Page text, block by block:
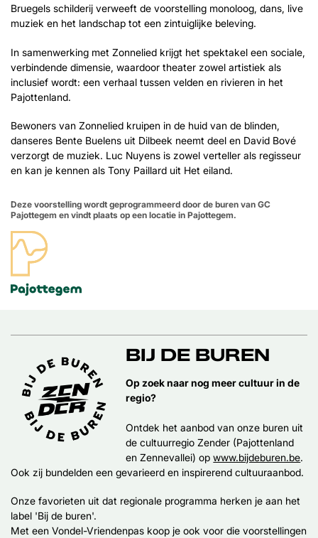
Bruegels schilderij verweeft de voorstelling monoloog, dans, live
muziek en het landschap tot een zintuiglijke beleving.
In samenwerking met Zonnelied krijgt het spektakel een sociale,
verbindende dimensie, waardoor theater zowel artistiek als
inclusief wordt: een verhaal tussen velden en rivieren in het
Pajottenland.
Bewoners van Zonnelied kruipen in de huid van de blinden,
danseres Bente Buelens uit Dilbeek neemt deel en David Bové
verzorgt de muziek. Luc Nuyens is zowel verteller als regisseur
en kan je kennen als Tony Paillard uit Het eiland.
Deze voorstelling wordt geprogrammeerd door de buren van GC
Pajottegem en vindt plaats op een locatie in Pajottegem.
BIJ DE BUREN
Op zoek naar nog meer cultuur in de
regio?
Ontdek het aanbod van onze buren uit
de cultuurregio Zender (Pajottenland
en Zennevallei) opwww.bijdeburen.be.
Ook zij bundelden een gevarieerd en inspirerend cultuuraanbod.
Onze favorieten uit dat regionale programma herken je aan het
label 'Bij de buren'.
Met een Vondel-Vriendenpas koop je ook voor die voorstellingen